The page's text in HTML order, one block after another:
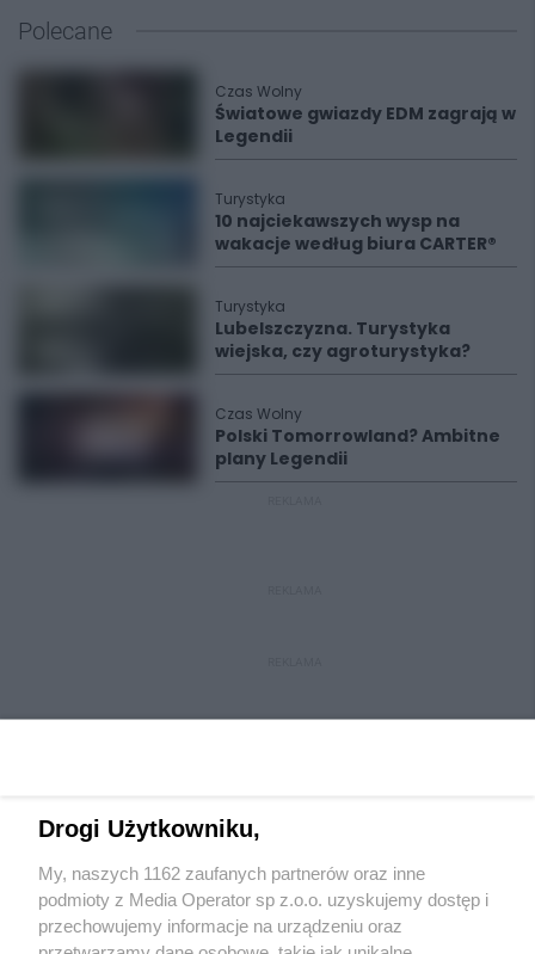
Polecane
Czas Wolny
Światowe gwiazdy EDM zagrają w
Legendii
Turystyka
10 najciekawszych wysp na
wakacje według biura CARTER®
Turystyka
Lubelszczyzna. Turystyka
wiejska, czy agroturystyka?
Czas Wolny
Polski Tomorrowland? Ambitne
plany Legendii
Wydawca mediówlokalnych
Drogi Użytkowniku,
My, naszych 1162 zaufanych partnerów oraz inne
podmioty z Media Operator sp z.o.o. uzyskujemy dostęp i
przechowujemy informacje na urządzeniu oraz